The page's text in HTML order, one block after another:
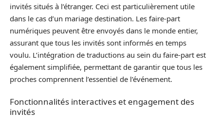
invités situés à l’étranger. Ceci est particulièrement utile
dans le cas d’un mariage destination. Les faire-part
numériques peuvent être envoyés dans le monde entier,
assurant que tous les invités sont informés en temps
voulu. L’intégration de traductions au sein du faire-part est
également simplifiée, permettant de garantir que tous les
proches comprennent l’essentiel de l’événement.
Fonctionnalités interactives et engagement des
invités